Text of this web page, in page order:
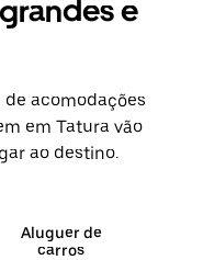
e
acomodações
em Tatura vão
ao destino.
Aluguer de
carros